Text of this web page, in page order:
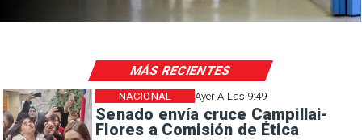
Ayer A Las 9:49
Senado envía cruce Campillai-
Flores a Comisión de Ética
NACIONAL
MÁS RECIENTES